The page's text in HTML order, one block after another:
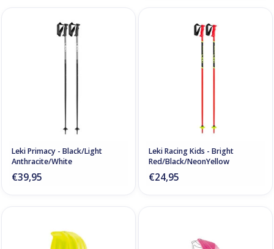
Leki Primacy - Black/Light
Anthracite/White
€39,95
Leki Racing Kids - Bright
Red/Black/NeonYellow
€24,95